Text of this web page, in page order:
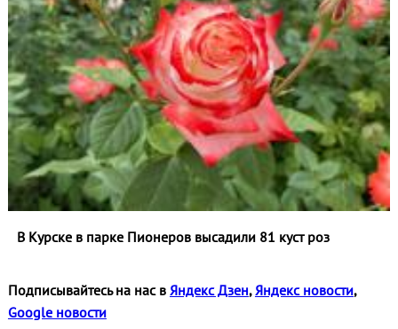
В Курске в парке Пионеров высадили 81 куст роз
Подписывайтесь на нас в Яндекс Дзен, Яндекс новости,
Google новости